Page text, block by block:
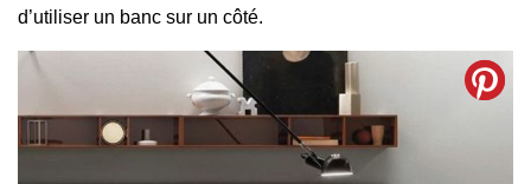
d’utiliser un banc sur un côté.